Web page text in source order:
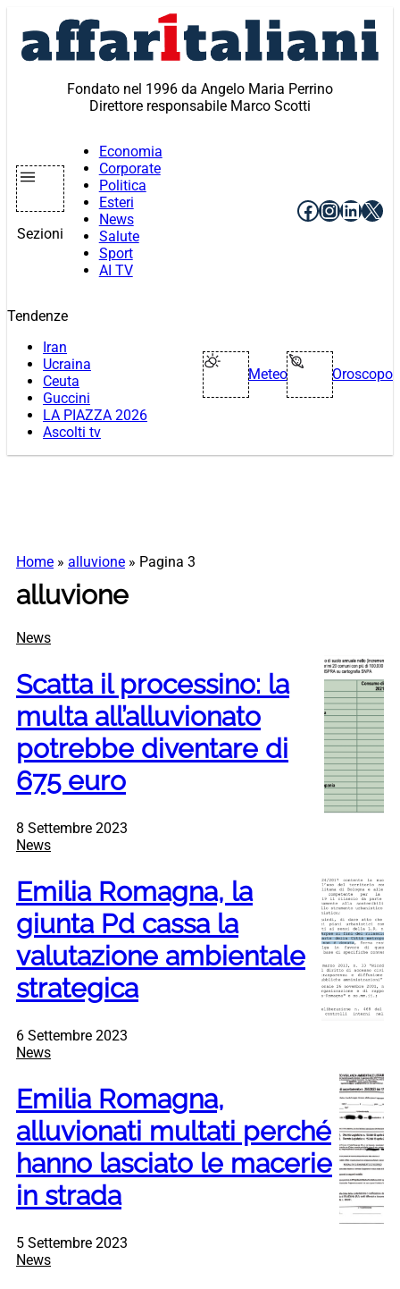
contenuto
Fondato nel 1996 da Angelo Maria Perrino
Direttore responsabile Marco Scotti
Sezioni
Economia
Corporate
Politica
Esteri
News
Salute
Sport
AI TV
Facebook
X
Tendenze
Iran
Ucraina
Ceuta
Guccini
LA PIAZZA 2026
Ascolti tv
Meteo Oroscopo
Home » alluvione » Pagina 3
alluvione
News
Scatta il processino: la
multa all’alluvionato
potrebbe diventare di
675 euro
8 Settembre 2023
News
Emilia Romagna, la
giunta Pd cassa la
valutazione ambientale
strategica
6 Settembre 2023
News
Emilia Romagna,
alluvionati multati perché
hanno lasciato le macerie
in strada
5 Settembre 2023
News